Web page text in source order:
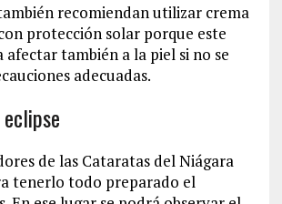
recomiendan utilizar crema
protección solar porque este
afectar también a la piel si no se
adecuadas.
de las Cataratas del Niágara
tenerlo todo preparado el